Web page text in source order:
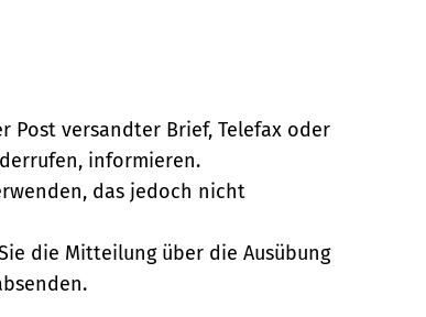
Post versandter Brief, Telefax oder
informieren.
das jedoch nicht
die Mitteilung über die Ausübung